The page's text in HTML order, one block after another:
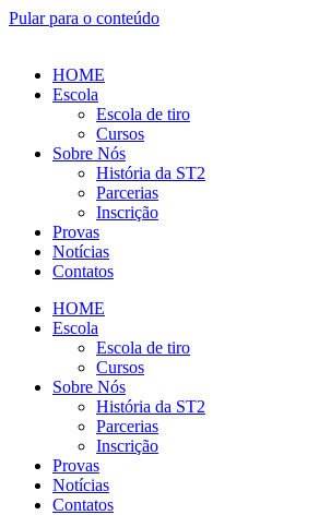
Pular para o conteúdo
HOME
Escola
Escola de tiro
Cursos
Sobre Nós
História da ST2
Parcerias
Inscrição
Provas
Notícias
Contatos
HOME
Escola
Escola de tiro
Cursos
Sobre Nós
História da ST2
Parcerias
Inscrição
Provas
Notícias
Contatos